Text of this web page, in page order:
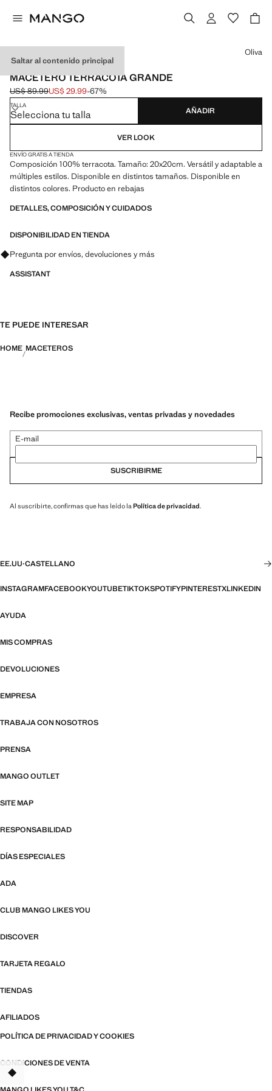
Saltar al contenido principal
MADE IN PORTUGAL
MACETERO TERRACOTA GRANDE
Precio inicial tachado [US$ 89.99 ]
US$ 89.99
Precio actual [US$ 29.99 ]
US$ 29.99-67%
Selecciona un color
Oliva
TALLA
Selecciona tu talla AÑADIR
VER LOOK
ENVÍO GRATIS A TIENDA
Composición 100% terracota. Tamaño: 20x20cm. Versátil y adaptable a
múltiples estilos. Disponible en distintos tamaños. Disponible en
distintos colores. Producto en rebajas
DETALLES, COMPOSICIÓN Y CUIDADOS
DISPONIBILIDAD EN TIENDA
Pregunta por envíos, devoluciones y más
ASSISTANT
TE PUEDE INTERESAR
HOME MACETEROS
Recibe promociones exclusivas, ventas privadas y novedades
E-mail
SUSCRIBIRME
Al suscribirte, confirmas que has leído la Política de privacidad.
EE.UU·CASTELLANO
INSTAGRAMFACEBOOKYOUTUBETIKTOKSPOTIFYPINTERESTXLINKEDIN
AYUDA
MIS COMPRAS
DEVOLUCIONES
EMPRESA
TRABAJA CON NOSOTROS
PRENSA
MANGO OUTLET
SITE MAP
RESPONSABILIDAD
DÍAS ESPECIALES
ADA
CLUB MANGO LIKES YOU
DISCOVER
TARJETA REGALO
TIENDAS
AFILIADOS
POLÍTICA DE PRIVACIDAD Y COOKIES
CONDICIONES DE VENTA